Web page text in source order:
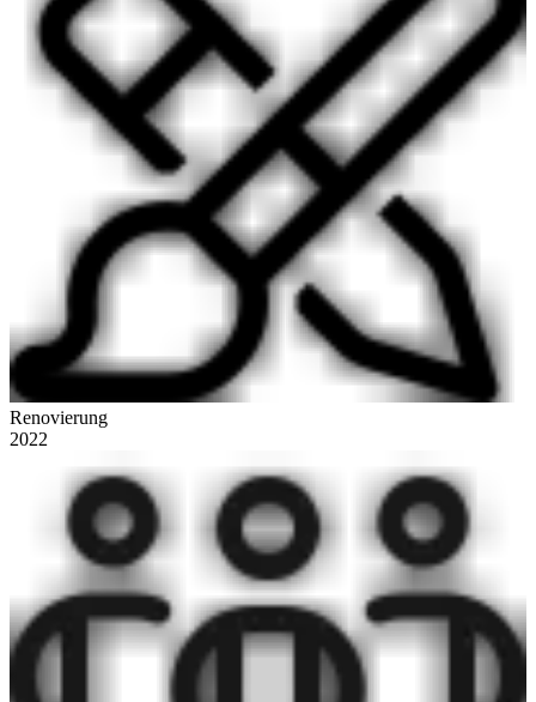
Renovierung
2022